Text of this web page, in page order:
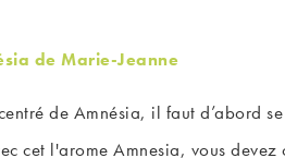
de Marie-Jeanne
de Amnésia, il faut d’abord
cet l'arome Amnesia, vous